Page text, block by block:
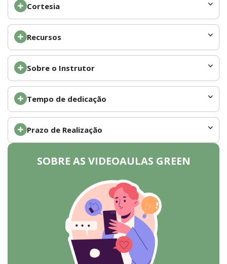
Cortesia
Recursos
Sobre o Instrutor
Tempo de dedicação
Prazo de Realização
SOBRE AS VIDEOAULAS GREEN